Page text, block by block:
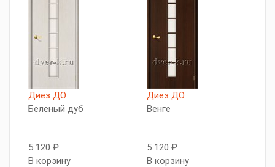
Диез ДО
Беленый дуб
5 120 ₽
В корзину
Диез ДО
Венге
5 120 ₽
В корзину